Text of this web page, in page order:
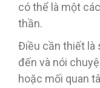
có thể là một
thần.
Điều cần thiết là
đến và nói
hoặc mối quan